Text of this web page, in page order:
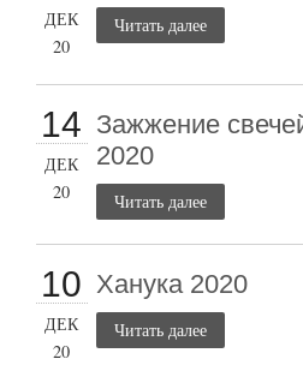
ДЕК
20
Читать далее
14
ДЕК
20
Зажжение
2020
Читать далее
10
ДЕК
20
Ханука 2020
Читать далее